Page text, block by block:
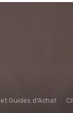
Guides d'Achat